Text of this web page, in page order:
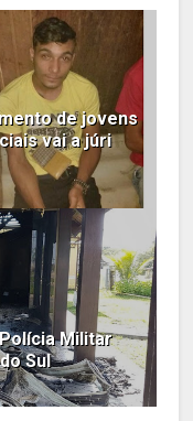
de jovens
vai a júri
Militar
Sul